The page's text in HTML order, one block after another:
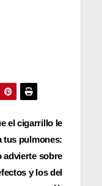
el cigarrillo le
tus pulmones:
advierte sobre
y los del